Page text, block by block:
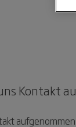
Kontakt